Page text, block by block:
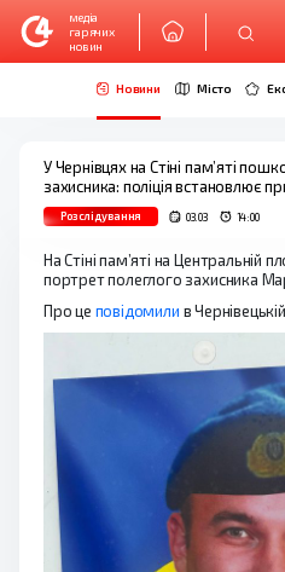
медіа
гарячих
новин
Новини Місто
У Чернівцях на Стіні пам’яті
захисника: поліція встановлює
Розслідування 03.03 14:00
На Стіні пам’яті на Центральній
портрет полеглого захисника
Про це повідомили в